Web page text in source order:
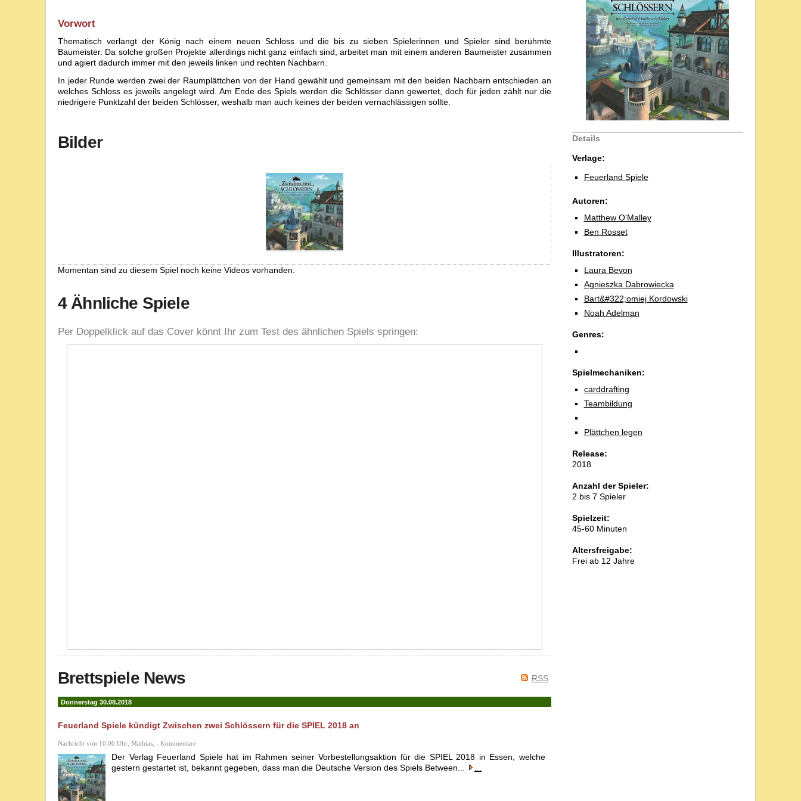
Details
Verlage:
Feuerland Spiele
Autoren:
Matthew O'Malley
Ben Rosset
Illustratoren:
Laura Bevon
Agnieszka Dabrowiecka
Bart&#322;omiej Kordowski
Noah Adelman
Genres:
Spielmechaniken:
carddrafting
Teambildung
Plättchen legen
Release:
2018
Anzahl der Spieler:
2 bis 7 Spieler
Spielzeit:
45-60 Minuten
Altersfreigabe:
Frei ab 12 Jahre
Vorwort
Thematisch verlangt der König nach einem neuen Schloss und die bis zu sieben Spielerinnen und Spieler sind berühmte
Baumeister. Da solche großen Projekte allerdings nicht ganz einfach sind, arbeitet man mit einem anderen Baumeister zusammen
und agiert dadurch immer mit den jeweils linken und rechten Nachbarn.
In jeder Runde werden zwei der Raumplättchen von der Hand gewählt und gemeinsam mit den beiden Nachbarn entschieden an
welches Schloss es jeweils angelegt wird. Am Ende des Spiels werden die Schlösser dann gewertet, doch für jeden zählt nur die
niedrigere Punktzahl der beiden Schlösser, weshalb man auch keines der beiden vernachlässigen sollte.
Bilder
Momentan sind zu diesem Spiel noch keine Videos vorhanden.
4 Ähnliche Spiele
Per Doppelklick auf das Cover könnt Ihr zum Test des ähnlichen Spiels springen:
RSS
Brettspiele News
Donnerstag 30.08.2018
Feuerland Spiele kündigt Zwischen zwei Schlössern für die SPIEL 2018 an
Nachricht von 10:00 Uhr, Mathias, - Kommentare
Der Verlag Feuerland Spiele hat im Rahmen seiner Vorbestellungsaktion für die SPIEL 2018 in Essen, welche
gestern gestartet ist, bekannt gegeben, dass man die Deutsche Version des Spiels Between...